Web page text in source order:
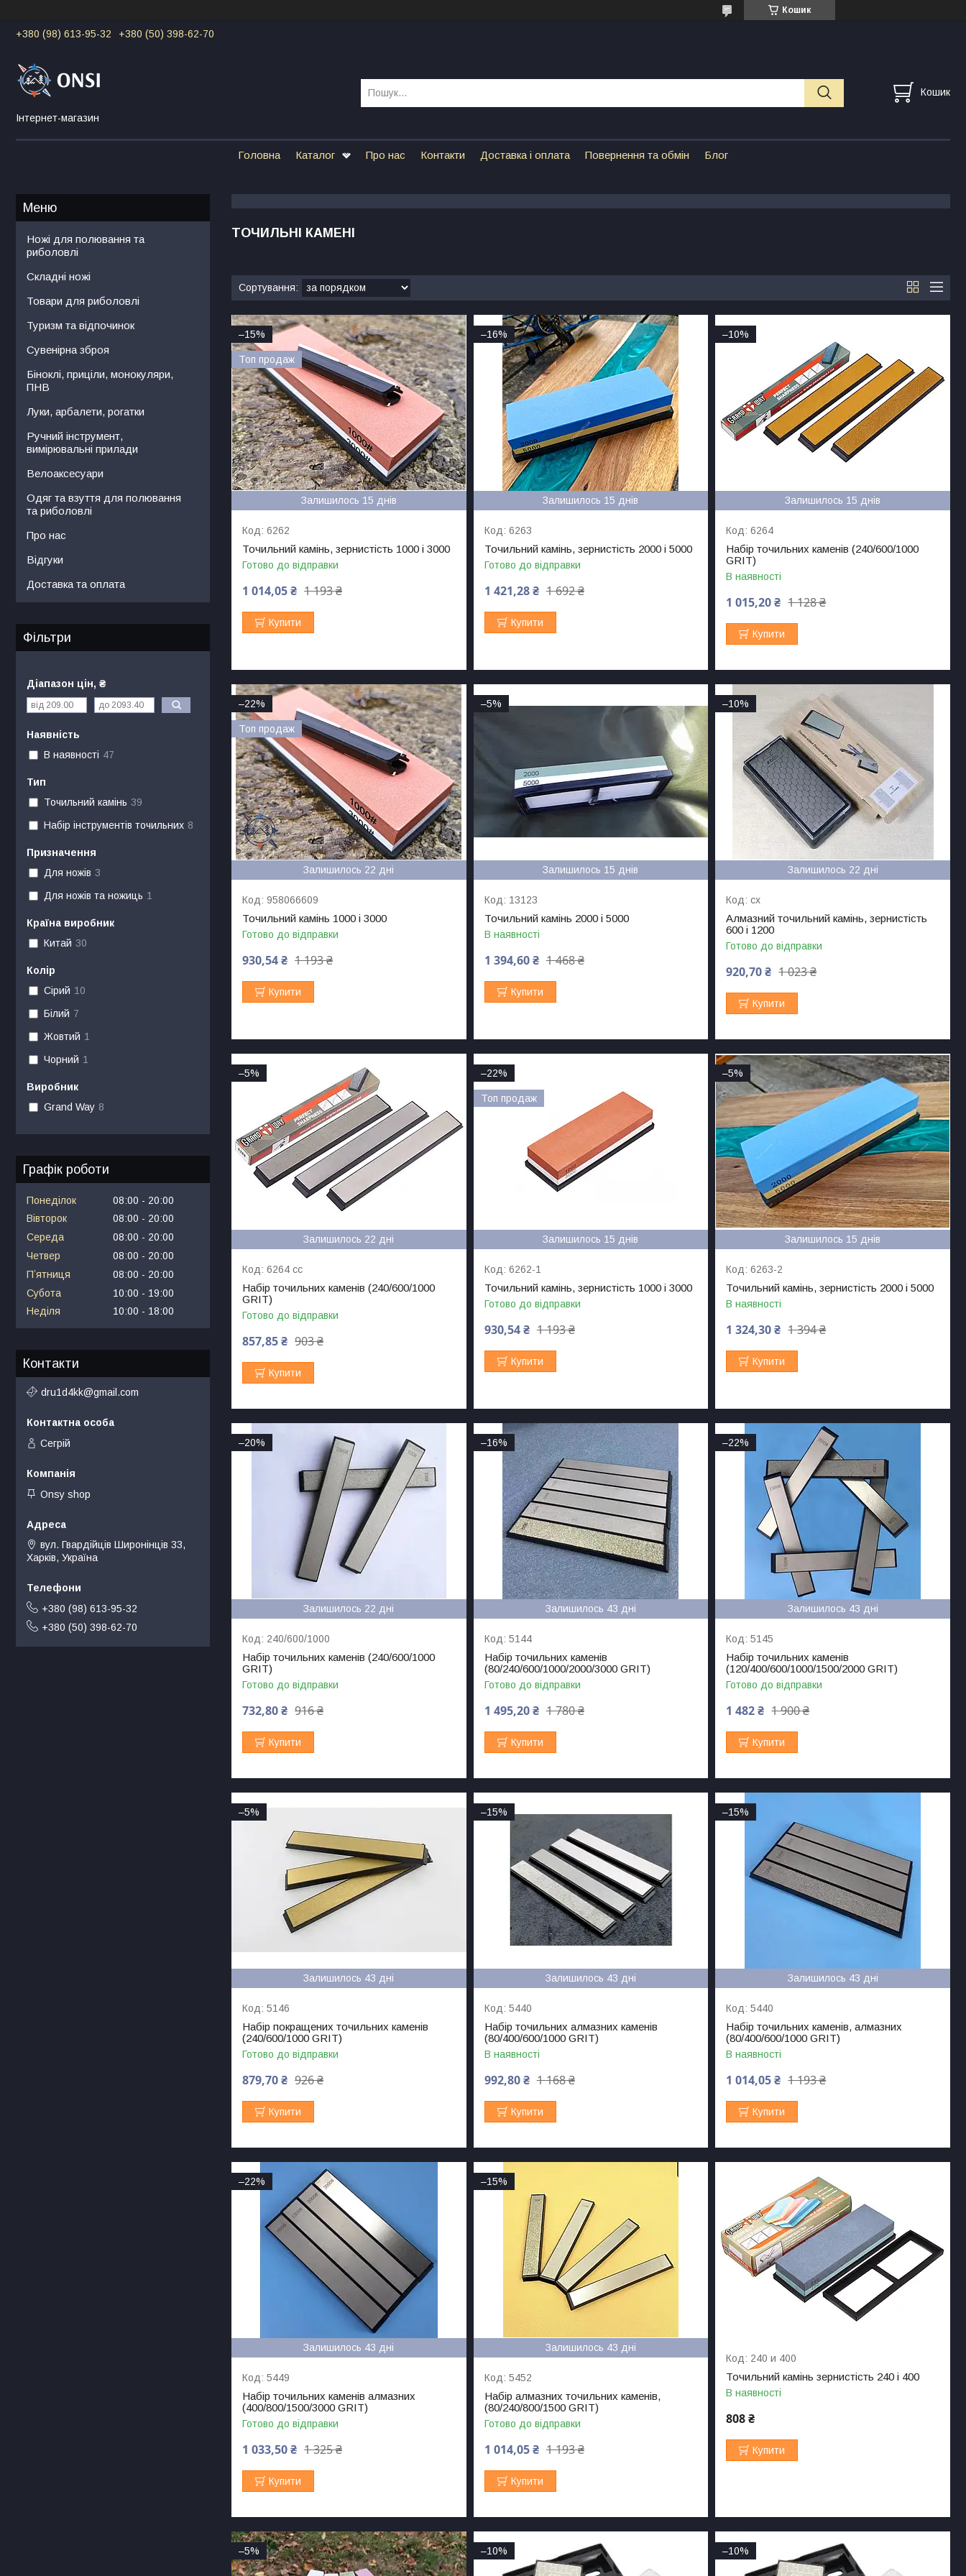
Кошик
+380 (98) 613-95-32 +380 (50) 398-62-70
Інтернет-магазин
Кошик
Головна Каталог Про нас Контакти Доставка і оплата Повернення та обмін Блог
ТОЧИЛЬНІ КАМЕНІ
–15%
Залишилось 15 днів
Топ продаж
6262
Точильний камінь, зернистість 1000 і 3000
Готово до відправки
1 193 ₴
1 014,05 ₴
Купити
–16%
Залишилось 15 днів
6263
Точильний камінь, зернистість 2000 і 5000
Готово до відправки
1 692 ₴
1 421,28 ₴
Купити
–10%
Залишилось 15 днів
6264
Набір точильних каменів (240/600/1000
GRIT)
В наявності
1 128 ₴
1 015,20 ₴
Купити
–22%
Залишилось 22 дні
Топ продаж
958066609
Точильний камінь 1000 і 3000
Готово до відправки
1 193 ₴
930,54 ₴
Купити
–5%
Залишилось 15 днів
13123
Точильний камінь 2000 і 5000
В наявності
1 468 ₴
1 394,60 ₴
Купити
–10%
Залишилось 22 дні
cx
Алмазний точильний камінь, зернистість
600 і 1200
Готово до відправки
1 023 ₴
920,70 ₴
Купити
–5%
Залишилось 22 дні
6264 cc
Набір точильних каменів (240/600/1000
GRIT)
Готово до відправки
903 ₴
857,85 ₴
Купити
–22%
Залишилось 15 днів
Топ продаж
6262-1
Точильний камінь, зернистість 1000 і 3000
Готово до відправки
1 193 ₴
930,54 ₴
Купити
–5%
Залишилось 15 днів
6263-2
Точильний камінь, зернистість 2000 і 5000
В наявності
1 394 ₴
1 324,30 ₴
Купити
–20%
Залишилось 22 дні
240/600/1000
Набір точильних каменів (240/600/1000
GRIT)
Готово до відправки
916 ₴
732,80 ₴
Купити
–16%
Залишилось 43 дні
5144
Набір точильних каменів
(80/240/600/1000/2000/3000 GRIT)
Готово до відправки
1 780 ₴
1 495,20 ₴
Купити
–22%
Залишилось 43 дні
5145
Набір точильних каменів
(120/400/600/1000/1500/2000 GRIT)
Готово до відправки
1 900 ₴
1 482 ₴
Купити
–5%
Залишилось 43 дні
5146
Набір покращених точильних каменів
(240/600/1000 GRIT)
Готово до відправки
926 ₴
879,70 ₴
Купити
–15%
Залишилось 43 дні
5440
Набір точильних алмазних каменів
(80/400/600/1000 GRIT)
В наявності
1 168 ₴
992,80 ₴
Купити
–15%
Залишилось 43 дні
5440
Набір точильних каменів, алмазних
(80/400/600/1000 GRIT)
В наявності
1 193 ₴
1 014,05 ₴
Купити
–22%
Залишилось 43 дні
5449
Набір точильних каменів алмазних
(400/800/1500/3000 GRIT)
Готово до відправки
1 325 ₴
1 033,50 ₴
Купити
–15%
Залишилось 43 дні
5452
Набір алмазних точильних каменів,
(80/240/800/1500 GRIT)
Готово до відправки
1 193 ₴
1 014,05 ₴
Купити
240 и 400
Точильний камінь зернистість 240 і 400
В наявності
808 ₴
Купити
–5% –10% –10%
Ножі для полювання та
риболовлі
Складні ножі
Товари для риболовлі
Туризм та відпочинок
Сувенірна зброя
Біноклі, приціли, монокуляри,
ПНВ
Луки, арбалети, рогатки
Ручний інструмент,
вимірювальні прилади
Велоаксесуари
Одяг та взуття для полювання
та риболовлі
Про нас
Відгуки
Доставка та оплата
Фільтри
Діапазон цін, ₴
Наявність
В наявності 47
Тип
Точильний камінь 39
Набір інструментів точильних 8
Призначення
Для ножів 3
Для ножів та ножиць 1
Країна виробник
Китай 30
Колір
Сірий 10
Білий 7
Жовтий 1
Чорний 1
Виробник
Grand Way 8
Графік роботи
Понеділок 08:00
20:00
Вівторок
08:00
20:00
Середа
08:00
20:00
Четвер
08:00
20:00
Пʼятниця
08:00
20:00
Субота
10:00
19:00
Неділя
10:00 18:00
Контакти
dru1d4kk@gmail.com
Сегрій
Onsy shop
вул. Гвардійців Широнінців 33,
Харків, Україна
+380 (98) 613-95-32
+380 (50) 398-62-70